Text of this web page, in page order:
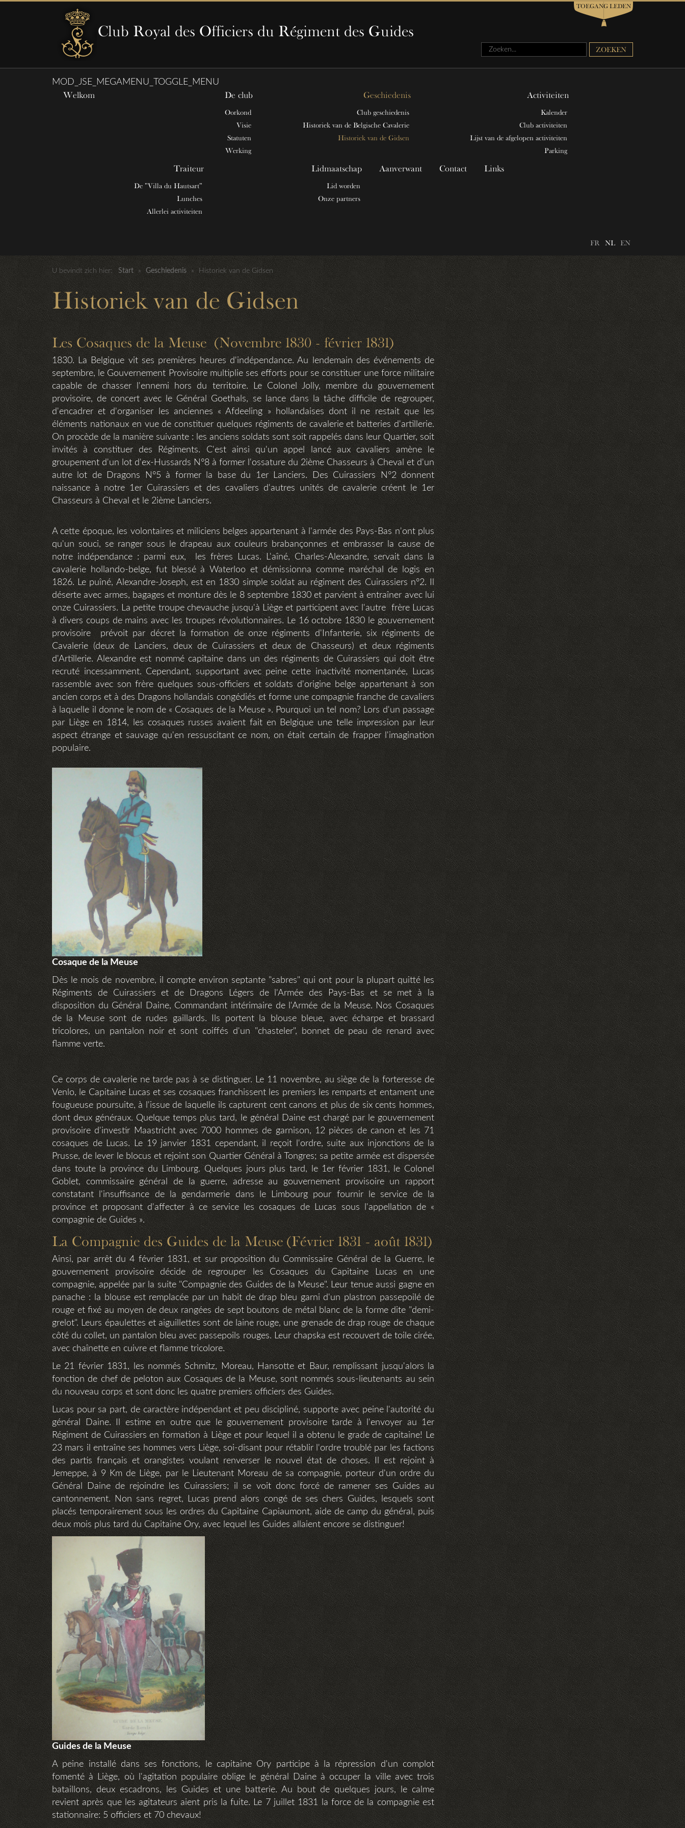
Club Royal des Officiers du Régiment des Guides
TOEGANG LEDEN
Zoeken... ZOEKEN
MOD_JSE_MEGAMENU_TOGGLE_MENU
Welkom De club
Oorkond
Visie
Statuten
Werking
Geschiedenis
Club geschiedenis
Historiek van de Belgische Cavalerie
Historiek van de Gidsen
Activiteiten
Kalender
Club activiteiten
Lijst van de afgelopen activiteiten
Parking
Traiteur
De "Villa du Hautsart"
Lunches
Allerlei activiteiten
Lidmaatschap
Lid worden
Onze partners
Aanverwant Contact Links
FR NL EN
U bevindt zich hier: Start » Geschiedenis » Historiek van de Gidsen
Historiek van de Gidsen
Les Cosaques de la Meuse (Novembre 1830 - février 1831)
1830. La Belgique vit ses premières heures d'indépendance. Au lendemain des événements de
septembre, le Gouvernement Provisoire multiplie ses efforts pour se constituer une force militaire
capable de chasser l'ennemi hors du territoire. Le Colonel Jolly, membre du gouvernement
provisoire, de concert avec le Général Goethals, se lance dans la tâche difficile de regrouper,
d'encadrer et d'organiser les anciennes « Afdeeling » hollandaises dont il ne restait que les
éléments nationaux en vue de constituer quelques régiments de cavalerie et batteries d'artillerie.
On procède de la manière suivante : les anciens soldats sont soit rappelés dans leur Quartier, soit
invités à constituer des Régiments. C'est ainsi qu'un appel lancé aux cavaliers amène le
groupement d'un lot d'ex-Hussards N°8 à former l'ossature du 2ième Chasseurs à Cheval et d'un
autre lot de Dragons N°5 à former la base du 1er Lanciers. Des Cuirassiers N°2 donnent
naissance à notre 1er Cuirassiers et des cavaliers d'autres unités de cavalerie créent le 1er
Chasseurs à Cheval et le 2ième Lanciers.
A cette époque, les volontaires et miliciens belges appartenant à l'armée des Pays-Bas n'ont plus
qu'un souci, se ranger sous le drapeau aux couleurs brabançonnes et embrasser la cause de
notre indépendance : parmi eux, les frères Lucas. L'aîné, Charles-Alexandre, servait dans la
cavalerie hollando-belge, fut blessé à Waterloo et démissionna comme maréchal de logis en
1826. Le puîné, Alexandre-Joseph, est en 1830 simple soldat au régiment des Cuirassiers n°2. Il
déserte avec armes, bagages et monture dès le 8 septembre 1830 et parvient à entraîner avec lui
onze Cuirassiers. La petite troupe chevauche jusqu'à Liège et participent avec l'autre frère Lucas
à divers coups de mains avec les troupes révolutionnaires. Le 16 octobre 1830 le gouvernement
provisoire prévoit par décret la formation de onze régiments d'Infanterie, six régiments de
Cavalerie (deux de Lanciers, deux de Cuirassiers et deux de Chasseurs) et deux régiments
d'Artillerie. Alexandre est nommé capitaine dans un des régiments de Cuirassiers qui doit être
recruté incessamment. Cependant, supportant avec peine cette inactivité momentanée, Lucas
rassemble avec son frère quelques sous-officiers et soldats d'origine belge appartenant à son
ancien corps et à des Dragons hollandais congédiés et forme une compagnie franche de cavaliers
à laquelle il donne le nom de « Cosaques de la Meuse ». Pourquoi un tel nom? Lors d'un passage
par Liège en 1814, les cosaques russes avaient fait en Belgique une telle impression par leur
aspect étrange et sauvage qu'en ressuscitant ce nom, on était certain de frapper l'imagination
populaire.
Cosaque de la Meuse
Dès le mois de novembre, il compte environ septante "sabres" qui ont pour la plupart quitté les
Régiments de Cuirassiers et de Dragons Légers de l'Armée des Pays-Bas et se met à la
disposition du Général Daine, Commandant intérimaire de l'Armée de la Meuse. Nos Cosaques
de la Meuse sont de rudes gaillards. Ils portent la blouse bleue, avec écharpe et brassard
tricolores, un pantalon noir et sont coiffés d'un "chasteler", bonnet de peau de renard avec
flamme verte.
Ce corps de cavalerie ne tarde pas à se distinguer. Le 11 novembre, au siège de la forteresse de
Venlo, le Capitaine Lucas et ses cosaques franchissent les premiers les remparts et entament une
fougueuse poursuite, à l'issue de laquelle ils capturent cent canons et plus de six cents hommes,
dont deux généraux. Quelque temps plus tard, le général Daine est chargé par le gouvernement
provisoire d'investir Maastricht avec 7000 hommes de garnison, 12 pièces de canon et les 71
cosaques de Lucas. Le 19 janvier 1831 cependant, il reçoit l'ordre, suite aux injonctions de la
Prusse, de lever le blocus et rejoint son Quartier Général à Tongres; sa petite armée est dispersée
dans toute la province du Limbourg. Quelques jours plus tard, le 1er février 1831, le Colonel
Goblet, commissaire général de la guerre, adresse au gouvernement provisoire un rapport
constatant l'insuffisance de la gendarmerie dans le Limbourg pour fournir le service de la
province et proposant d'affecter à ce service les cosaques de Lucas sous l'appellation de «
compagnie de Guides ».
La Compagnie des Guides de la Meuse (Février 1831 - août 1831)
Ainsi, par arrêt du 4 février 1831, et sur proposition du Commissaire Général de la Guerre, le
gouvernement provisoire décide de regrouper les Cosaques du Capitaine Lucas en une
compagnie, appelée par la suite "Compagnie des Guides de la Meuse". Leur tenue aussi gagne en
panache : la blouse est remplacée par un habit de drap bleu garni d'un plastron passepoilé de
rouge et fixé au moyen de deux rangées de sept boutons de métal blanc de la forme dite "demi-
grelot". Leurs épaulettes et aiguillettes sont de laine rouge, une grenade de drap rouge de chaque
côté du collet, un pantalon bleu avec passepoils rouges. Leur chapska est recouvert de toile cirée,
avec chaînette en cuivre et flamme tricolore.
Le 21 février 1831, les nommés Schmitz, Moreau, Hansotte et Baur, remplissant jusqu'alors la
fonction de chef de peloton aux Cosaques de la Meuse, sont nommés sous-lieutenants au sein
du nouveau corps et sont donc les quatre premiers officiers des Guides.
Lucas pour sa part, de caractère indépendant et peu discipliné, supporte avec peine l'autorité du
général Daine. Il estime en outre que le gouvernement provisoire tarde à l'envoyer au 1er
Régiment de Cuirassiers en formation à Liège et pour lequel il a obtenu le grade de capitaine! Le
23 mars il entraîne ses hommes vers Liège, soi-disant pour rétablir l'ordre troublé par les factions
des partis français et orangistes voulant renverser le nouvel état de choses. Il est rejoint à
Jemeppe, à 9 Km de Liège, par le Lieutenant Moreau de sa compagnie, porteur d'un ordre du
Général Daine de rejoindre les Cuirassiers; il se voit donc forcé de ramener ses Guides au
cantonnement. Non sans regret, Lucas prend alors congé de ses chers Guides, lesquels sont
placés temporairement sous les ordres du Capitaine Capiaumont, aide de camp du général, puis
deux mois plus tard du Capitaine Ory, avec lequel les Guides allaient encore se distinguer!
Guides de la Meuse
A peine installé dans ses fonctions, le capitaine Ory participe à la répression d'un complot
fomenté à Liège, où l'agitation populaire oblige le général Daine à occuper la ville avec trois
bataillons, deux escadrons, les Guides et une batterie. Au bout de quelques jours, le calme
revient après que les agitateurs aient pris la fuite. Le 7 juillet 1831 la force de la compagnie est
stationnaire: 5 officiers et 70 chevaux!